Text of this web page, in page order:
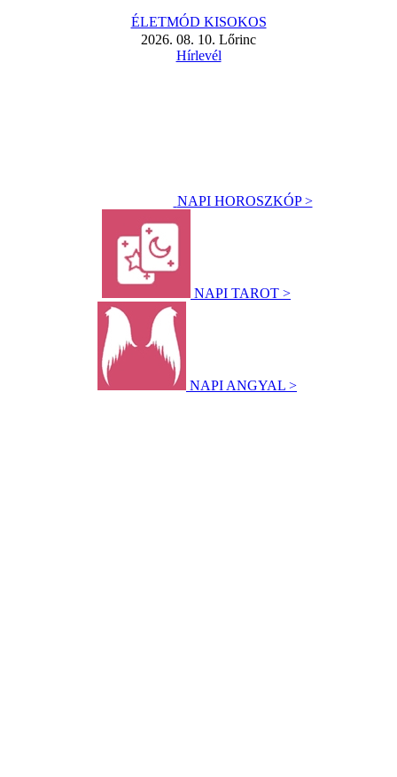
ÉLETMÓD KISOKOS
2026. 08. 10. Lőrinc
Hírlevél
NAPI HOROSZKÓP >
NAPI TAROT >
NAPI ANGYAL >